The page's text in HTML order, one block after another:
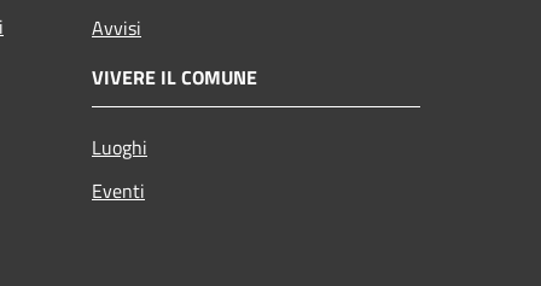
Avvisi
VIVERE IL COMUNE
Luoghi
Eventi